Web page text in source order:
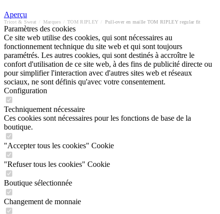
Aperçu
Tricot & Sweat Marques TOM RIPLEY Pull-over en maille TOM RIPLEY regular fit
Paramètres des cookies
Ce site web utilise des cookies, qui sont nécessaires au
fonctionnement technique du site web et qui sont toujours
paramétrés. Les autres cookies, qui sont destinés à accroître le
confort d'utilisation de ce site web, à des fins de publicité directe ou
pour simplifier l'interaction avec d'autres sites web et réseaux
sociaux, ne sont définis qu'avec votre consentement.
Configuration
Techniquement nécessaire
Ces cookies sont nécessaires pour les fonctions de base de la
boutique.
"Accepter tous les cookies" Cookie
"Refuser tous les cookies" Cookie
Boutique sélectionnée
Changement de monnaie